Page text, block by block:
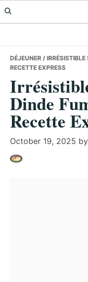
Skip
to
Skip
to
Skip
to
DÉJEUNER /
RECETTE EXPRESS
Dinde
Recette
October 19, 2025 by